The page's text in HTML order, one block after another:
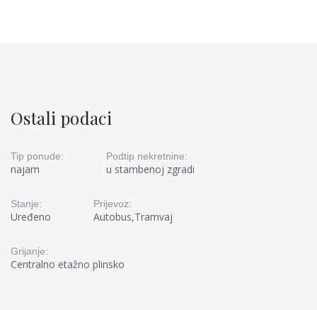
Ostali podaci
Tip ponude:
najam
Podtip nekretnine:
u stambenoj zgradi
Stanje:
Uređeno
Prijevoz:
Autobus,Tramvaj
Grijanje:
Centralno etažno plinsko